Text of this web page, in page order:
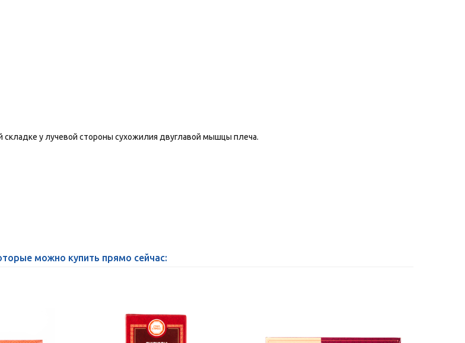
складке у лучевой стороны сухожилия двуглавой мышцы плеча.
можно купить прямо сейчас: